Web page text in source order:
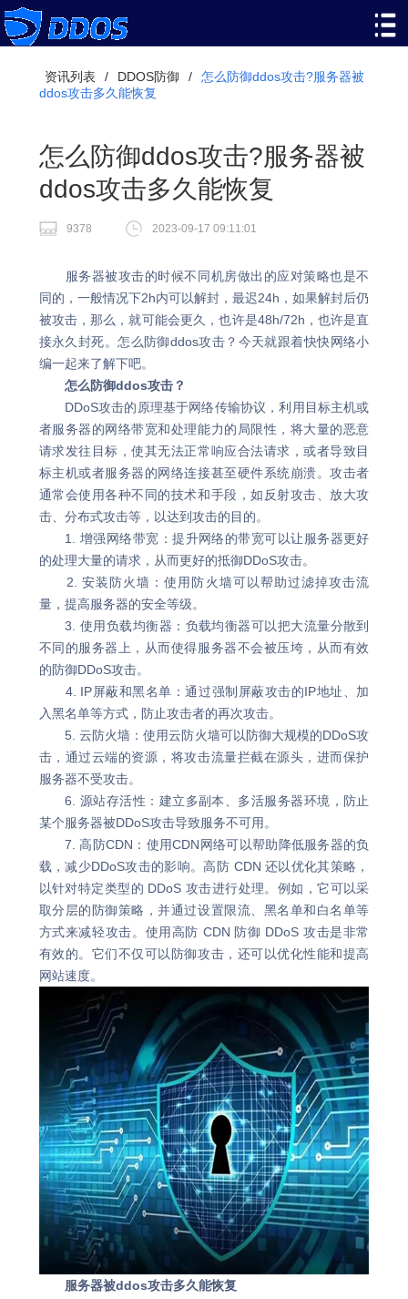
资讯列表 / DDOS防御 /
怎么防御ddos攻击?服务器被
ddos攻击多久能恢复
怎么防御ddos攻击?服务器被
ddos攻击多久能恢复
9378 2023-09-17 09:11:01
服务器被攻击的时候不同机房做出的应对策略也是不
同的，一般情况下2h内可以解封，最迟24h，如果解封后仍
被攻击，那么，就可能会更久，也许是48h/72h，也许是直
接永久封死。怎么防御ddos攻击？今天就跟着快快网络小
编一起来了解下吧。
怎么防御ddos攻击？
DDoS攻击的原理基于网络传输协议，利用目标主机或
者服务器的网络带宽和处理能力的局限性，将大量的恶意
请求发往目标，使其无法正常响应合法请求，或者导致目
标主机或者服务器的网络连接甚至硬件系统崩溃。攻击者
通常会使用各种不同的技术和手段，如反射攻击、放大攻
击、分布式攻击等，以达到攻击的目的。
1. 增强网络带宽：提升网络的带宽可以让服务器更好
的处理大量的请求，从而更好的抵御DDoS攻击。
2. 安装防火墙：使用防火墙可以帮助过滤掉攻击流
量，提高服务器的安全等级。
3. 使用负载均衡器：负载均衡器可以把大流量分散到
不同的服务器上，从而使得服务器不会被压垮，从而有效
的防御DDoS攻击。
4. IP屏蔽和黑名单：通过强制屏蔽攻击的IP地址、加
入黑名单等方式，防止攻击者的再次攻击。
5. 云防火墙：使用云防火墙可以防御大规模的DDoS攻
击，通过云端的资源，将攻击流量拦截在源头，进而保护
服务器不受攻击。
6. 源站存活性：建立多副本、多活服务器环境，防止
某个服务器被DDoS攻击导致服务不可用。
7. 高防CDN：使用CDN网络可以帮助降低服务器的负
载，减少DDoS攻击的影响。高防 CDN 还以优化其策略，
以针对特定类型的 DDoS 攻击进行处理。例如，它可以采
取分层的防御策略，并通过设置限流、黑名单和白名单等
方式来减轻攻击。使用高防 CDN 防御 DDoS 攻击是非常
有效的。它们不仅可以防御攻击，还可以优化性能和提高
网站速度。
服务器被ddos攻击多久能恢复